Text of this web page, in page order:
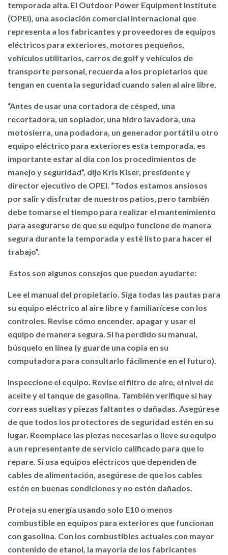
temporada alta. El Outdoor Power Equipment Institute
(OPEI), una asociación comercial internacional que
representa a los fabricantes y proveedores de equipos
eléctricos para exteriores, motores pequeños,
vehículos utilitarios, carros de golf y vehículos de
transporte personal, recuerda a los propietarios que
tengan en cuenta la seguridad cuando salen al aire libre.
“Antes de usar una cortadora de césped, una
recortadora, un soplador, una hidro lavadora, una
motosierra, una podadora, un generador portátil u otro
equipo eléctrico para exteriores esta temporada, es
importante estar al día con los procedimientos de
manejo y seguridad”, dijo Kris Kiser, presidente y
director ejecutivo de OPEI. “Todos estamos ansiosos
por salir y disfrutar de nuestros patios, pero también
debe tomarse el tiempo para realizar el mantenimiento
para asegurarse de que su equipo funcione de manera
segura durante la temporada y esté listo para hacer el
trabajo”.
Estos son algunos consejos que pueden ayudarte:
Lee el manual del propietario. Siga todas las pautas para
su equipo eléctrico al aire libre y familiarícese con los
controles. Revise cómo encender, apagar y usar el
equipo de manera segura. Si ha perdido su manual,
búsquelo en línea (y guarde una copia en su
computadora para consultarlo fácilmente en el futuro).
Inspeccione el equipo. Revise el filtro de aire, el nivel de
aceite y el tanque de gasolina. También verifique si hay
correas sueltas y piezas faltantes o dañadas. Asegúrese
de que todos los protectores de seguridad estén en su
lugar. Reemplace las piezas necesarias o lleve su equipo
a un representante de servicio calificado para que lo
repare. Si usa equipos eléctricos que dependen de
cables de alimentación, asegúrese de que los cables
estén en buenas condiciones y no estén dañados.
Proteja su energía usando solo E10 o menos
combustible en equipos para exteriores que funcionan
con gasolina. Con los combustibles actuales con mayor
contenido de etanol, la mayoría de los fabricantes